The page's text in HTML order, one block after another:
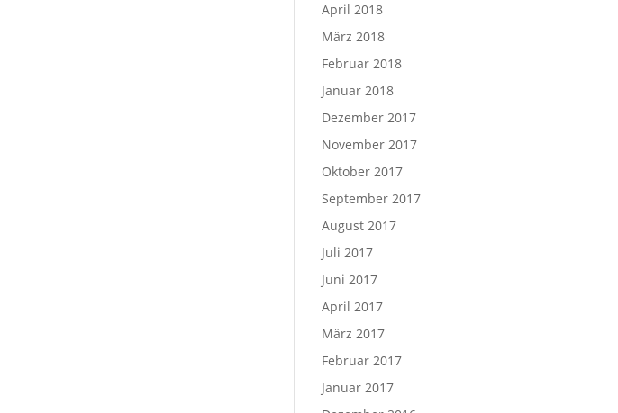
April 2018
März 2018
Februar 2018
Januar 2018
Dezember 2017
November 2017
Oktober 2017
September 2017
August 2017
Juli 2017
Juni 2017
April 2017
März 2017
Februar 2017
Januar 2017